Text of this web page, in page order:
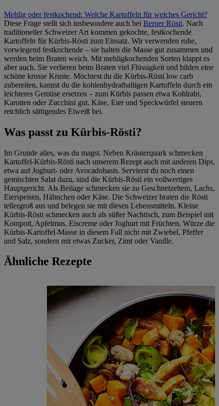
Mehlig oder festkochend: Welche Kartoffeln für welches Gericht?
Diese Frage stellt sich insbesondere auch bei Berner Rösti. Nach
traditioneller Schweizer Art kommen gekochte, festkochende
Kartoffeln für Kürbis-Rösti zum Einsatz. Wir verwenden rohe,
vorwiegend festkochende – sie halten die Masse gut zusammen und
werden beim Braten weich. Mit mehligkochenden Sorten klappt es
aber auch. Sie verlieren beim Braten viel Flüssigkeit und bilden eine
schöne krosse Kruste. Möchtest du die Kürbis-Rösti low carb
zubereiten, kannst du die kohlenhydrathaltigen Kartoffeln durch ein
leichteres Gemüse ersetzen – zum Kürbis passen etwa Kohlrabi,
Karotten oder Zucchini gut. Käse, Eier und Speckwürfel steuern
reichlich sättigendes Eiweiß bei.
Was passt zu Kürbis-Rösti?
Im Grunde alles, was du magst. Neben Kräuterquark schmecken
Kartoffel-Kürbis-Rösti nach unserem Rezept auch mit anderen Dips,
etwa auf Joghurt- oder Avocadobasis. Servierst du noch einen
gemischten Salat dazu, sind die Kürbis-Rösti ein vollwertiges
Hauptgericht. Als Beilage schmecken sie zu Geschnetzeltem, Lachs,
Eierspeisen, Hähnchen oder Käse. Die Schweizer braten die Rösti
tellergroß aus und belegen sie mit diesen Lebensmitteln. Kleine
Kürbis-Rösti schmecken auch als süßer Nachtisch, zum Beispiel mit
Kompott, Apfelmus, Eiscreme oder Joghurt mit Früchten. Würze die
Kürbis-Kartoffel-Masse in diesem Fall nicht mit Zwiebel, Pfeffer
und Salz, sondern mit etwas Zucker, Zimt oder Vanille.
Ähnliche Rezepte